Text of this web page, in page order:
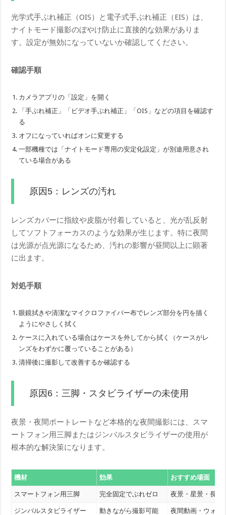
光学式手ぶれ補正（OIS）と電子式手ぶれ補正（EIS）は、
ナイトモード撮影のぼやけ防止に直接的な効果がありま
す。設定が無効になっていないか確認してください。
確認手順
カメラアプリの「設定」を開く
「手ぶれ補正」「ビデオ手ぶれ補正」「OIS」などの項目を確認す
る
オフになっていればオンに変更する
一部機種では「ナイトモード専用の安定化設定」が別途用意され
ている場合がある
原因5：レンズの汚れ
レンズカバーに指紋や皮脂が付着していると、光が乱反射
してソフトフォーカスのような効果が生じます。特に夜間
は光源が点光源になるため、汚れの影響が昼間以上に顕著
に出ます。
対処手順
眼鏡拭きや清潔なマイクロファイバー布でレンズ部分を円を描く
ようにやさしく拭く
ケースに入れている場合はケースを外してから拭く（ケースがレ
ンズをわずかに覆っていることがある）
清掃後に撮影して改善するか確認する
原因6：三脚・スタビライザーの未使用
夜景・夜間ポートレートなど本格的な夜間撮影には、スマ
ートフォン用三脚またはジンバルスタビライザーの使用が
根本的な解決策になります。
機材 効果 おすすめ場面
スマートフォン用三脚 完全固定でぶれゼロ 夜景・星景・長時
ジンバルスタビライザー 動きながら撮影可能 夜間動画・ウォー